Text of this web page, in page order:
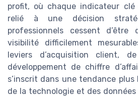
profit, où chaque indicateur
relié à une décision
professionnels cessent d’être
visibilité difficilement
leviers d’acquisition client,
développement de chiffre
s’inscrit dans une tendance plus
de la technologie et des